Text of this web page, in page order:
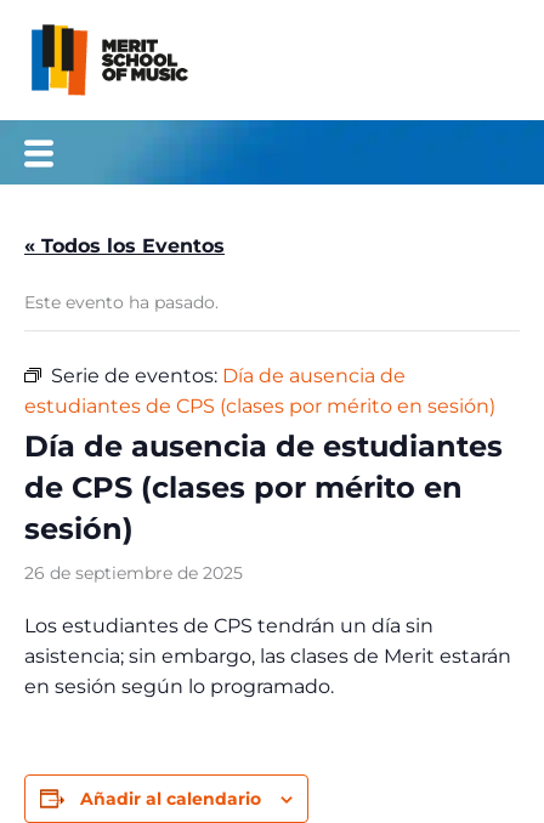
contenido
« Todos los Eventos
Este evento ha pasado.
Serie de eventos: Día de ausencia de
estudiantes de CPS (clases por mérito en sesión)
Día de ausencia de estudiantes
de CPS (clases por mérito en
sesión)
26 de septiembre de 2025
Los estudiantes de CPS tendrán un día sin
asistencia; sin embargo, las clases de Merit estarán
en sesión según lo programado.
Añadir al calendario